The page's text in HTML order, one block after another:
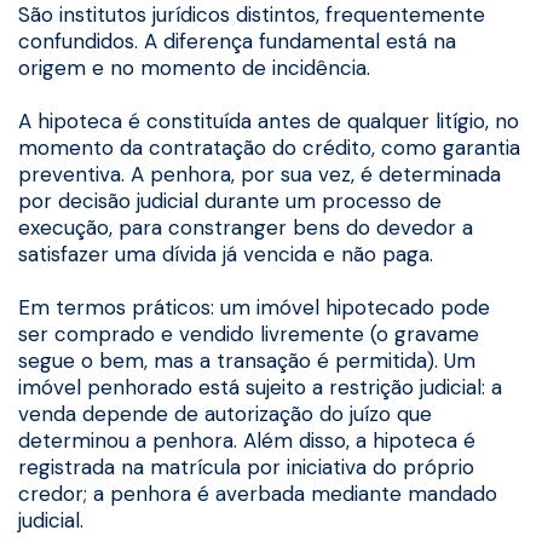
São institutos jurídicos distintos, frequentemente
confundidos. A diferença fundamental está na
origem e no momento de incidência.
A hipoteca é constituída antes de qualquer litígio, no
momento da contratação do crédito, como garantia
preventiva. A penhora, por sua vez, é determinada
por decisão judicial durante um processo de
execução, para constranger bens do devedor a
satisfazer uma dívida já vencida e não paga.
Em termos práticos: um imóvel hipotecado pode
ser comprado e vendido livremente (o gravame
segue o bem, mas a transação é permitida). Um
imóvel penhorado está sujeito a restrição judicial: a
venda depende de autorização do juízo que
determinou a penhora. Além disso, a hipoteca é
registrada na matrícula por iniciativa do próprio
credor; a penhora é averbada mediante mandado
judicial.